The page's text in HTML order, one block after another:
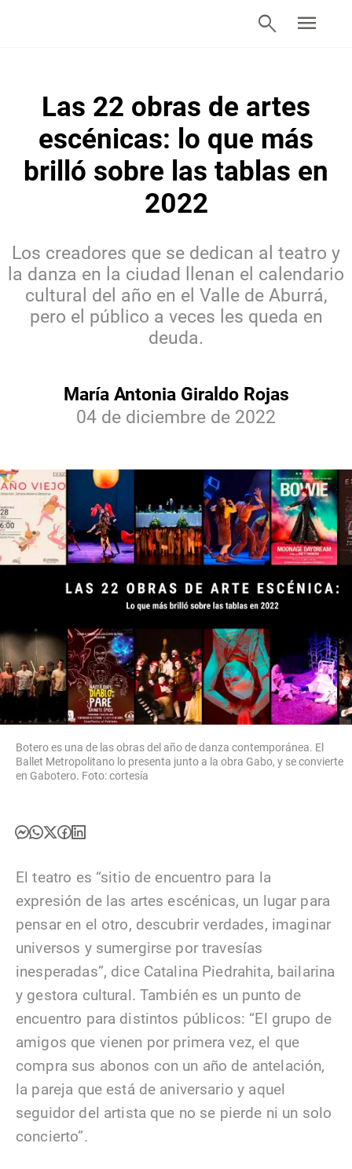
search menu
Las 22 obras de artes
escénicas: lo que más
brilló sobre las tablas en
2022
Los creadores que se dedican al teatro y
la danza en la ciudad llenan el calendario
cultural del año en el Valle de Aburrá,
pero el público a veces les queda en
deuda.
María Antonia Giraldo Rojas
04 de diciembre de 2022
Botero es una de las obras del año de danza contemporánea. El
Ballet Metropolitano lo presenta junto a la obra Gabo, y se convierte
en Gabotero. Foto: cortesía
El teatro es “sitio de encuentro para la
expresión de las artes escénicas, un lugar para
pensar en el otro, descubrir verdades, imaginar
universos y sumergirse por travesías
inesperadas”, dice Catalina Piedrahita, bailarina
y gestora cultural. También es un punto de
encuentro para distintos públicos: “El grupo de
amigos que vienen por primera vez, el que
compra sus abonos con un año de antelación,
la pareja que está de aniversario y aquel
seguidor del artista que no se pierde ni un solo
concierto”.